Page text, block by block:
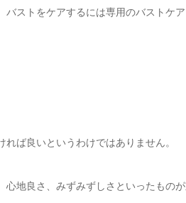
バストをケアするには専用のバストケ
れば良いというわけではありません。
心地良さ、みずみずしさといったものが